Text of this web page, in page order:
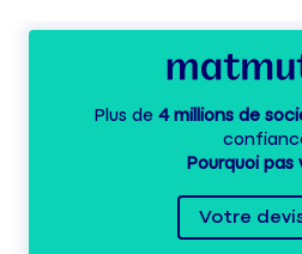
Plus de 4 millions de
Pourquoi pas
Votre